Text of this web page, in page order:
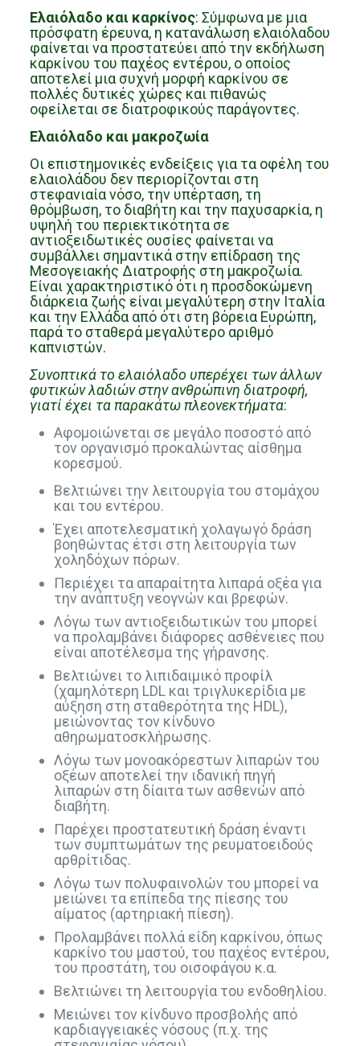
Ελαιόλαδο και καρκίνος: Σύμφωνα με μια
πρόσφατη έρευνα, η κατανάλωση ελαιόλαδου
φαίνεται να προστατεύει από την εκδήλωση
καρκίνου του παχέος εντέρου, ο οποίος
αποτελεί μια συχνή μορφή καρκίνου σε
πολλές δυτικές χώρες και πιθανώς
οφείλεται σε διατροφικούς παράγοντες.
Ελαιόλαδο και μακροζωία
Οι επιστημονικές ενδείξεις για τα οφέλη του
ελαιολάδου δεν περιορίζονται στη
στεφανιαία νόσο, την υπέρταση, τη
θρόμβωση, το διαβήτη και την παχυσαρκία, η
υψηλή του περιεκτικότητα σε
αντιοξειδωτικές ουσίες φαίνεται να
συμβάλλει σημαντικά στην επίδραση της
Μεσογειακής Διατροφής στη μακροζωία.
Είναι χαρακτηριστικό ότι η προσδοκώμενη
διάρκεια ζωής είναι μεγαλύτερη στην Ιταλία
και την Ελλάδα από ότι στη βόρεια Ευρώπη,
παρά το σταθερά μεγαλύτερο αριθμό
καπνιστών.
Συνοπτικά το ελαιόλαδο υπερέχει των άλλων
φυτικών λαδιών στην ανθρώπινη διατροφή,
γιατί έχει τα παρακάτω πλεονεκτήματα:
Αφομοιώνεται σε μεγάλο ποσοστό από
τον οργανισμό προκαλώντας αίσθημα
κορεσμού.
Βελτιώνει την λειτουργία του στομάχου
και του εντέρου.
Έχει αποτελεσματική χολαγωγό δράση
βοηθώντας έτσι στη λειτουργία των
χοληδόχων πόρων.
Περιέχει τα απαραίτητα λιπαρά οξέα για
την ανάπτυξη νεογνών και βρεφών.
Λόγω των αντιοξειδωτικών του μπορεί
να προλαμβάνει διάφορες ασθένειες που
είναι αποτέλεσμα της γήρανσης.
Βελτιώνει το λιπιδαιμικό προφίλ
(χαμηλότερη LDL και τριγλυκερίδια με
αύξηση στη σταθερότητα της HDL),
μειώνοντας τον κίνδυνο
αθηρωματοσκλήρωσης.
Λόγω των μονοακόρεστων λιπαρών του
οξέων αποτελεί την ιδανική πηγή
λιπαρών στη δίαιτα των ασθενών από
διαβήτη.
Παρέχει προστατευτική δράση έναντι
των συμπτωμάτων της ρευματοειδούς
αρθρίτιδας.
Λόγω των πολυφαινολών του μπορεί να
μειώνει τα επίπεδα της πίεσης του
αίματος (αρτηριακή πίεση).
Προλαμβάνει πολλά είδη καρκίνου, όπως
καρκίνο του μαστού, του παχέος εντέρου,
του προστάτη, του οισοφάγου κ.α.
Βελτιώνει τη λειτουργία του ενδοθηλίου.
Μειώνει τον κίνδυνο προσβολής από
καρδιαγγειακές νόσους (π.χ. της